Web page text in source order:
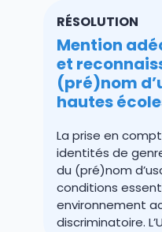
RÉSOLUTION
Mention
et
(pré)nom
hautes
La prise en
identités de
du (pré)nom
conditions
environnement
discriminatoire.